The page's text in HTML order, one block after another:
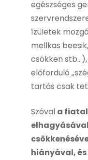
egészséges
ízületek
mellkas
csökken
előforduló
tartás csak
Szóval a
hiányával,